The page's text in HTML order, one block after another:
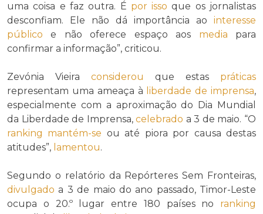
uma coisa e faz outra. É por isso que os jornalistas
desconfiam. Ele não dá importância ao interesse
público e não oferece espaço aos media para
confirmar a informação”, criticou.
Zevónia Vieira considerou que estas práticas
representam uma ameaça à liberdade de imprensa,
especialmente com a aproximação do Dia Mundial
da Liberdade de Imprensa,celebrado a 3 de maio. “O
ranking mantém-se ou até piora por causa destas
atitudes”, lamentou.
Segundo o relatório da Repórteres Sem Fronteiras,
divulgado a 3 de maio do ano passado, Timor-Leste
ocupa o 20.º lugar entre 180 países no ranking